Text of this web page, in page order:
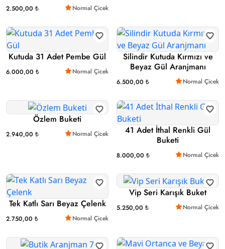
2.500,00 ₺ Normal Çicek
Kutuda 31 Adet Pembe Gül
6.000,00 ₺ Normal Çicek
Silindir Kutuda Kırmızı ve
Beyaz Gül Aranjmanı
6.500,00 ₺ Normal Çicek
Özlem Buketi
2.940,00 ₺ Normal Çicek
41 Adet İthal Renkli Gül
Buketi
8.000,00 ₺ Normal Çicek
Tek Katlı Sarı Beyaz Çelenk
2.750,00 ₺ Normal Çicek
Vip Seri Karışık Buket
5.250,00 ₺ Normal Çicek